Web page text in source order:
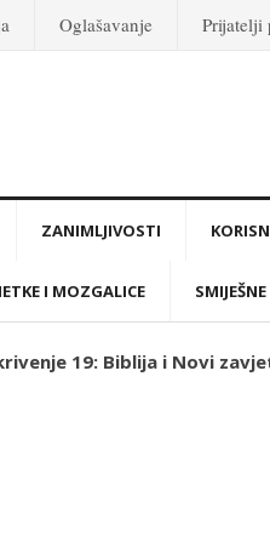
Oglašavanje Prijatelji
ZANIMLJIVOSTI
I MOZGALICE
19: Biblija i Novi